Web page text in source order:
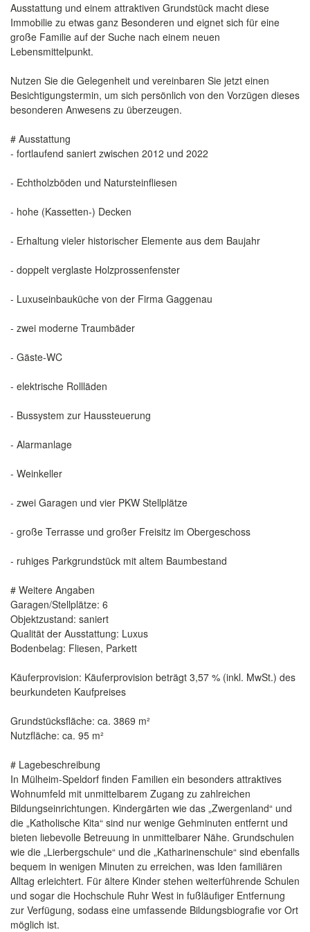
Ausstattung und einem attraktiven Grundstück macht diese
Immobilie zu etwas ganz Besonderen und eignet sich für eine
große Familie auf der Suche nach einem neuen
Lebensmittelpunkt.
Nutzen Sie die Gelegenheit und vereinbaren Sie jetzt einen
Besichtigungstermin, um sich persönlich von den Vorzügen dieses
besonderen Anwesens zu überzeugen.
# Ausstattung
- fortlaufend saniert zwischen 2012 und 2022
- Echtholzböden und Natursteinfliesen
- hohe (Kassetten-) Decken
- Erhaltung vieler historischer Elemente aus dem Baujahr
- doppelt verglaste Holzprossenfenster
- Luxuseinbauküche von der Firma Gaggenau
- zwei moderne Traumbäder
- Gäste-WC
- elektrische Rollläden
- Bussystem zur Haussteuerung
- Alarmanlage
- Weinkeller
- zwei Garagen und vier PKW Stellplätze
- große Terrasse und großer Freisitz im Obergeschoss
- ruhiges Parkgrundstück mit altem Baumbestand
# Weitere Angaben
Garagen/Stellplätze: 6
Objektzustand: saniert
Qualität der Ausstattung: Luxus
Bodenbelag: Fliesen, Parkett
Käuferprovision: Käuferprovision beträgt 3,57 % (inkl. MwSt.) des
beurkundeten Kaufpreises
Grundstücksfläche: ca. 3869 m²
Nutzfläche: ca. 95 m²
# Lagebeschreibung
In Mülheim-Speldorf finden Familien ein besonders attraktives
Wohnumfeld mit unmittelbarem Zugang zu zahlreichen
Bildungseinrichtungen. Kindergärten wie das „Zwergenland“ und
die „Katholische Kita“ sind nur wenige Gehminuten entfernt und
bieten liebevolle Betreuung in unmittelbarer Nähe. Grundschulen
wie die „Lierbergschule“ und die „Katharinenschule“ sind ebenfalls
bequem in wenigen Minuten zu erreichen, was Iden familiären
Alltag erleichtert. Für ältere Kinder stehen weiterführende Schulen
und sogar die Hochschule Ruhr West in fußläufiger Entfernung
zur Verfügung, sodass eine umfassende Bildungsbiografie vor Ort
möglich ist.